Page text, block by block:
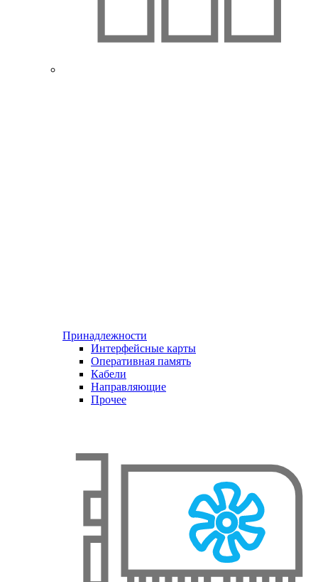
Принадлежности
Интерфейсные карты
Оперативная память
Кабели
Направляющие
Прочее